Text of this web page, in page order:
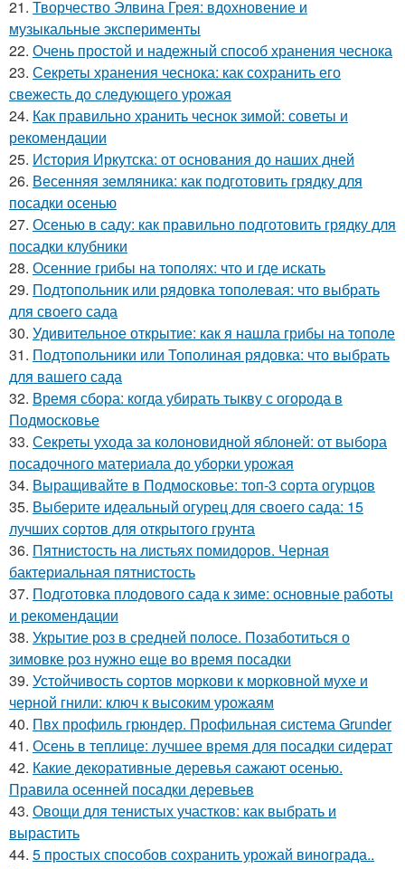
21. Творчество Элвина Грея: вдохновение и
музыкальные эксперименты
22. Очень простой и надежный способ хранения чеснока
23. Секреты хранения чеснока: как сохранить его
свежесть до следующего урожая
24. Как правильно хранить чеснок зимой: советы и
рекомендации
25. История Иркутска: от основания до наших дней
26. Весенняя земляника: как подготовить грядку для
посадки осенью
27. Осенью в саду: как правильно подготовить грядку для
посадки клубники
28. Осенние грибы на тополях: что и где искать
29. Подтопольник или рядовка тополевая: что выбрать
для своего сада
30. Удивительное открытие: как я нашла грибы на тополе
31. Подтопольники или Тополиная рядовка: что выбрать
для вашего сада
32. Время сбора: когда убирать тыкву с огорода в
Подмосковье
33. Секреты ухода за колоновидной яблоней: от выбора
посадочного материала до уборки урожая
34. Выращивайте в Подмосковье: топ-3 сорта огурцов
35. Выберите идеальный огурец для своего сада: 15
лучших сортов для открытого грунта
36. Пятнистость на листьях помидоров. Черная
бактериальная пятнистость
37. Подготовка плодового сада к зиме: основные работы
и рекомендации
38. Укрытие роз в средней полосе. Позаботиться о
зимовке роз нужно еще во время посадки
39. Устойчивость сортов моркови к морковной мухе и
черной гнили: ключ к высоким урожаям
40. Пвх профиль грюндер. Профильная система Grunder
41. Осень в теплице: лучшее время для посадки сидерат
42. Какие декоративные деревья сажают осенью.
Правила осенней посадки деревьев
43. Овощи для тенистых участков: как выбрать и
вырастить
44. 5 простых способов сохранить урожай винограда..